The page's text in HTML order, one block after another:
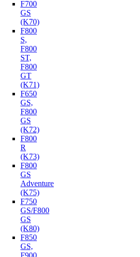
F700
GS
(K70)
F800
S,
F800
ST,
F800
GT
(K71)
F650
GS,
F800
GS
(K72)
F800
R
(K73)
F800
GS
Adventure
(K75)
F750
GS/F800
GS
(K80)
F850
GS,
F900